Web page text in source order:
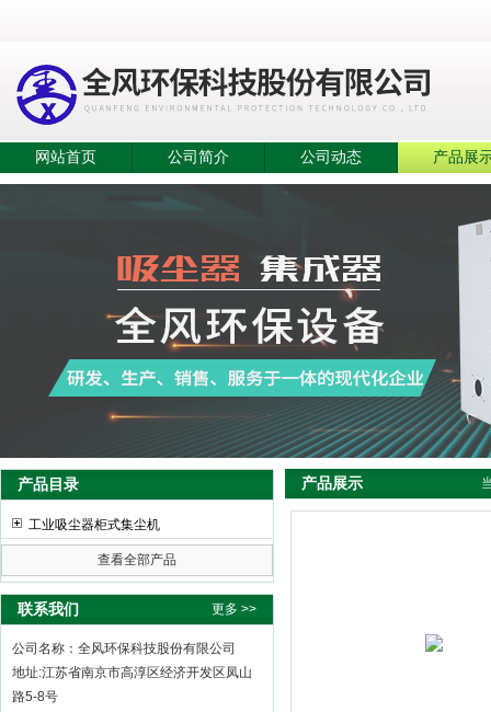
网站首页 公司简介 公司动态 产品展
产品目录
工业吸尘器柜式集尘机
查看全部产品
联系我们 更多 >>
公司名称：全风环保科技股份有限公司
地址:江苏省南京市高淳区经济开发区凤山
路5-8号
产品展示